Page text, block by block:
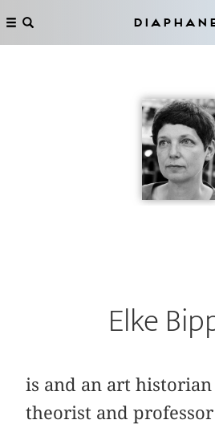
Elke
is and an art
theorist and